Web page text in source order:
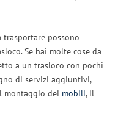
trasportare possono
Se hai molte cose da
a un trasloco con pochi
di servizi aggiuntivi,
montaggio dei mobili, il